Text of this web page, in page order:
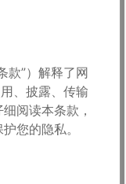
款”）解释了网
、披露、传输
阅读本条款，
您的隐私。